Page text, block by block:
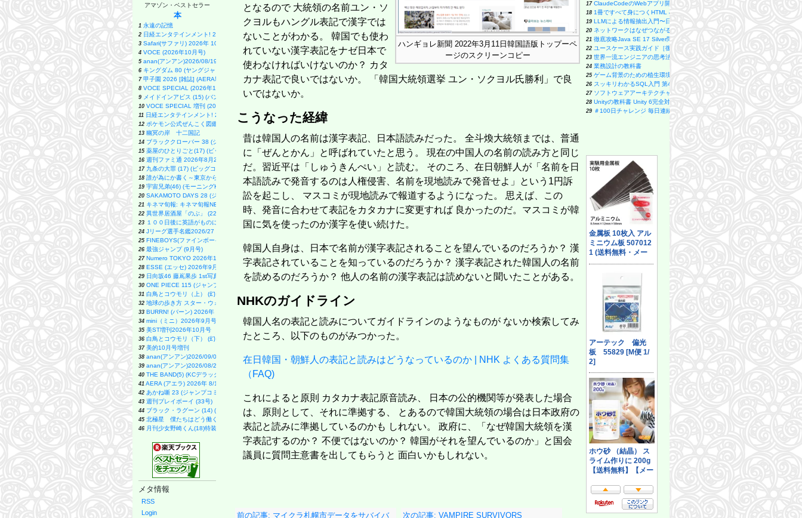
アマゾン・ベストセラー
本
1 永遠の記憶
2 日経エンタテインメント! 2026年 9 月号増刊【表紙：EBiDAN】
3 Safari(サファリ) 2026年 10 月号増刊 Special Edition [COVER:平野紫耀]
4 VOCE (2026年10月号)
5 anan(アンアン)2026/08/19号 No.2507[愛とSEX／寺西拓人]
6 キングダム 80 (ヤングジャンプコミックス)
7 甲子園 2026 [雑誌] (AERA増刊)
8 VOCE SPECIAL (2026年10月号)
9 メイドインアビス (15) (バンブーコミックス)
10 VOCE SPECIAL 増刊 (2026年10月号)
11 日経エンタテインメント! 2026年 10 月号【表紙：佐久間大介】
12 ポケモン公式ぜんこく図鑑 1996-2026
13 幽冥の岸 十二国記
14 ブラッククローバー 38 (ジャンプコミックス)
15 薬屋のひとりごと(17) (ビッグガンガンコミックス)
16 週刊ファミ通 2026年8月20・27日合併号 No.1959
17 九条の大罪 (17) (ビッグコミックス)
18 誰が為にか書く～東京から離れた山暮らし日記～
19 宇宙兄弟(46) (モーニングKC)
20 SAKAMOTO DAYS 28 (ジャンプコミックス)
21 キネマ旬報: キネマ旬報NEXT Vol.72 (09号増刊)
22 異世界居酒屋「のぶ」 (22) (角川コミックス・エース)
23 １００日後に英語がものになる１日１０分 ネイティブ英語書き写し
24 Jリーグ選手名鑑2026/27 J1・J2・J3 エル・ゴラッソ特別編集
25 FINEBOYS(ファインボーイズ) 2026年 09 月号 [37℃アソブ日の服！/正門良規]
26 最強ジャンプ (9月号)
27 Numero TOKYO 2026年10月号増刊（表紙／Number_i）
28 ESSE (エッセ) 2026年9月号増刊（特装版）
29 日向坂46 藤嶌果歩 1st写真集 果実の歩幅
30 ONE PIECE 115 (ジャンプコミックス)
31 白鳥とコウモリ（上） (幻冬舎文庫)
32 地球の歩き方 スター・ウォーズ
33 BURRN! (バーン) 2026年 9月号
34 mini（ミニ）2026年9月号
35 美ST増刊2026年10月号
36 白鳥とコウモリ（下） (幻冬舎文庫)
37 美的10月号増刊
38 anan(アンアン)2026/09/02号 No.2509増刊 スペシャルエディション[ちいかわ]
39 anan(アンアン)2026/08/26号 No.2508[睡眠の技術。／ふぉ～ゆ～]
40 THE BAND(5) (KCデラックス)
41 AERA (アエラ) 2026年 8/10-8/17 合併号【表紙：THE ALFEE】 [雑誌]
42 あかね噺 23 (ジャンプコミックス)
43 週刊プレイボーイ (33号)
44 ブラック・ラグーン (14) (サンデーGXコミックス)
45 北極星 僕たちはどう働くか
46 月刊少女野崎くん(18)特装版 セレクト小冊子「堀と鹿島編」付き (SEコミックスプレミアム)
スター・ウォーズ／マンダロリアン公式ビジュアルガイド
逃げ上手の若君 26 (ジャンプコミックス)
ブルーアーカイブ オフィシャルアートワークス4
【令和８年度】 いちばんやさしい ITパスポート 絶対合格の教科書＋出る順問題集
55 MOE (モエ) 2026年9月号 [雑誌]（巻頭特集 「ちいかわ」と心に寄り添うキャラクターたち ｜ とじこみふろく 「ちいかわ」ポストカード3枚セット）
56 容疑者Xの献身 (文春文庫 ひ 13-7)
57 くもんの夏休みドリル小学1年生
58
メタ情報
RSS
Login
ハンギョレ新聞 2022年3月11日韓国語版トップーペ
ージのスクリーンコピー
となるので 大統領の名前ユン・ソ
クヨルもハングル表記で漢字では
ないことがわかる。 韓国でも使わ
れていない漢字表記をナゼ日本で
使わなければいけないのか？ カタ
カナ表記で良いではないか。 「韓国大統領選挙 ユン・ソクヨル氏勝利」で良
いではないか。
こうなった経緯
昔は韓国人の名前は漢字表記、日本語読みだった。 全斗煥大統領までは、普通
に「ぜんとかん」と呼ばれていたと思う。 現在の中国人の名前の読み方と同じ
だ。習近平は「しゅうきんぺい」と読む。 そのころ、在日朝鮮人が「名前を日
本語読みで発音するのは人権侵害、名前を現地読みで発音せよ」という1円訴
訟を起こし、 マスコミが現地読みで報道するようになった。 思えば、この
時、発音に合わせて表記をカタカナに変更すれば 良かったのだ。マスコミが韓
国に気を使ったのか漢字を使い続けた。
韓国人自身は、日本で名前が漢字表記されることを望んでいるのだろうか？ 漢
字表記されていることを知っているのだろうか？ 漢字表記された韓国人の名前
を読めるのだろうか？ 他人の名前の漢字表記は読めないと聞いたことがある。
NHKのガイドライン
韓国人名の表記と読みについてガイドラインのようなものが ないか検索してみ
たところ、以下のものがみつかった。
在日韓国・朝鮮人の表記と読みはどうなっているのか | NHK よくある質問集
（FAQ)
これによると原則 カタカナ表記原音読み、 日本の公的機関等が発表した場合
は、原則として、それに準拠する、 とあるので韓国大統領の場合は日本政府の
表記と読みに準拠しているのかも しれない。 政府に、「なぜ韓国大統領を漢
字表記するのか？ 不便ではないのか？ 韓国がそれを望んでいるのか」と国会
議員に質問主意書を出してもらうと 面白いかもしれない。
前の記事: マイクラ札幌市データをサバイバ 次の記事: VAMPIRE SURVIVORS
言ってはいけない 残酷すぎる真実 (新潮新書)
ゼロから12ヵ国語マスターした私の最強の外国語習得法 (SB新書 653)
ビジュアル 生成AIで爆速！ ChatGPT仕事術 (日経文庫)
「普通がいい」という病 (講談社現代新書)
TOEIC L&R TEST 出る単特急 銀のフレーズ (TOEIC TEST 特急シリーズ)
バラバラな世界で共に生きる: リチャード・ローティの哲学 (NHK出版新書
超解読！ はじめてのフッサール『現象学の理念』 (講談社現代新書)
福音派―終末論に引き裂かれるアメリカ社会 (中公新書 2873)
新しい日本地理 地図・統計・移動から読み解く (講談社現代新書 2814)
超高級老人ホームに入ってみた (集英社新書)
珈琲の世界史 (講談社現代新書)
暗記しないで化学入門 新訂版 電子を見れば化学はわかる (ブルーバックス)
知の本棚 (新潮新書 1123)
68 ゲーム的リアリズムの誕生 動物化するポストモダン２ (講談社現代新書)
69 首都直下 南海トラフ地震に備えよ (SB新書)
新版 お金の減らし方 (SB新書)
法律の読み方がわかる本 (ちくま新書 １９２１)
72 ドキュメント 軍人たちの戦後: 証言・資料で辿る生還者の数奇な運命 (小学館
宇宙はどう生まれたのか 世界の「起源」がわかる素粒子物理学超入門 (マガ
「科学的に正しい」の罠 (SB新書)
75 世界秩序が変わるとき 新自由主義からのゲームチェンジ (文春新書 1478)
76 70歳が老化の分かれ道 (詩想社新書)
77 読書する人だけがたどり着ける場所 (SB新書)
78 はじめての構造主義 (講談社現代新書)
なぜ米国はイランに負けたのか (文春新書 1539)
もっと言ってはいけない (新潮新書)
「夫婦」不在社会
強いチームはなぜ「明るい」のか (幻冬舎新書 739)
社会を変えるには (講談社現代新書)
自衛隊の闇組織 秘密情報部隊「別班」の正体 (講談社現代新書)
病気の９割は自分で治せる！ (PHP新書)
88 「アメリカの戦争」と世界危機 イラン侵攻は何をもたらすのか (岩波新書 新
89 デジタル脳クライシス――ＡＩ時代をどう生きるか (朝日新書)
90 教養としての新宿・歌舞伎町 立ちんぼから半グレまで、裏社会の現在地 (朝
スマホ脳 (新潮新書)
本を読めなくなった人たち-コスパとテキストメディアをめぐる現在形 (中公
犯罪心理学者は見た危ない子育て (SB新書)
タロットの秘密 (講談社現代新書)
95 いのちの食べかた だれも教えてくれない、世界のヒミツ (角川つばさ文庫)
なぜ賃金は上がらないのか 日本経済30年の陥穽 (講談社現代新書 2817)
97 荒木飛呂彦の漫画術【帯カラーイラスト付】 (集英社新書)
98 棺桶まで歩こう (幻冬舎新書 790)
99 機械式時計大全 (講談社選書メチエ 750)
100 人新世の「資本論」 (集英社新書)
17 ClaudeCodeのWebアプリ開発: webアプリを作って販売！バイブコーディ
18 1冊ですべて身につくHTML & CSSとWebデザイン入門講座［第2版］
19 LLMによる情報抽出入門〜日常のリアルなデータから価値ある情報を取り出
20 ネットワークはなぜつながるのか 第2版 知っておきたいTCP/IP、LAN、光フ
21 徹底攻略Java SE 17 Silver問題集[1Z0-825]対応
22 ユースケース実践ガイド［復刻版］ 効果的なユースケースの書き方
23 世界一流エンジニアの思考法
24 業務設計の教科書
25 ゲーム背景のための植生環境のつくり方
26 スッキリわかるSQL入門 第4版 ドリル256問付き! (スッキリわかる入門シリ
27 ソフトウェアアーキテクチャの基礎 第2版 ―エンジニアリングに基づく体系
28 Unityの教科書 Unity 6完全対応版
29 ＃100日チャレンジ 毎日連続100本アプリを作ったら人生が変わった
34 Copilotエージェントの教科書 AIによる業務自動化の大本命
35 【この1冊でよくわかる】 ソフトウェアテストの教科書 [増補改訂 第2版]
プロダクトマネジメントのすべて 事業戦略・IT開発・UXデザイン・マーケ
スッキリわかるJava入門 第5版 (スッキリわかる入門シリーズ)
SCRUM BOOT CAMP THE BOOK【増補改訂版】 スクラムチームではじめ
39 達人プログラマー ―熟達に向けたあなたの旅― 第2版
プログラムはなぜ動くのか 第3版 知っておきたいプログラミングの基礎知識
41 生成AIと脳～この二つのコラボで人生が変わる～ (扶桑社新書)
できるPower Automate for desktop 改訂2版 Copilot対応 (できるシリーズ編
43 独習Python 第2版
44 改訂新版 良いコード／悪いコードで学ぶ設計入門 ―保守しやすい 成長し
45 ブルーアーカイブ ゲーム開発部だいぼうけん！ 4巻 (デジタル版ガンガンコ
46 ブルーアーカイブ ゲーム開発部だいぼうけん！ 2巻 (デジタル版ガンガンコ
ブルーアーカイブ ゲーム開発部だいぼうけん！ 5巻 (デジタル版ガンガンコ
CISSP公式問題集第2版
現場で役立つシステム設計の原則 ~変更を楽で安全にするオブジェクト指向
単体テストの考え方/使い方
いちばんやさしいWordPressの教本 第7版 6.x対応 人気講師が教える本格
作る、試す、正す。 アジャイルなモノづくりのための全体戦略
55 ブルーアーカイブ ゲーム開発部だいぼうけん！ 3巻 (デジタル版ガンガンコ
56 オラクル認定資格教科書 Javaプログラマ Silver SE 17（試験番号1Z0-825）
57 実践で覚えるGit/GitHub入門: もう失敗しない、確実に身につくバージョン
59 動画生成AIデザイン洗練アイデア Firefly & Veo, Kling, etc.
オブジェクト指向でなぜつくるのか 第3版 知っておきたいOOP、設計、アジ
61 VBAエキスパート公式テキスト Excel VBAベーシック
現場で活用するためのAIエージェント実践入門 (KS情報科学専門書)
63 LLMの原理、RAG・エージェント開発から読み解く コンテキストエンジニ
64 ソフトウェアエンジニアリングの基礎 ―コーダーからエンジニアになるため
65 マンガでわかる Unityゲーム開発入門
66 Excel マクロ/VBA 今日から使える業務の自動化入門
67 はじめてのMicrosoft Copilot Studio入門 ～ローコードではじめる業務AIエー
68 ［改訂新版］オブジェクト指向UIデザイン──使いやすいソフトウェアの原
スッキリわかるJava入門 第4版 (スッキリわかる入門シリーズ)
71 Microsoft Power Automate［実践］入門――クラウドフローによる業務自動
マインクラフト かん字・さんすう・プログラミング学習ドリル ～楽しく解
【ITIL4公認】ITIL 4ファンデーション試験対策
74 後悔しないためのSpring Boot 入門書：Spring 解体新書（第2版）: Spring